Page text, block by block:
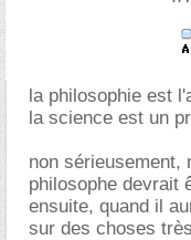
la philosophie est
la science est un
non sérieusement,
philosophe devrait
ensuite, quand il
sur des choses